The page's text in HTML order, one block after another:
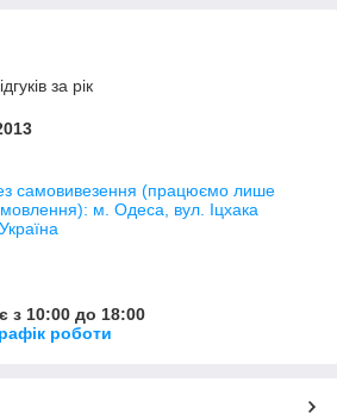
за рік
самовивезення (працюємо лише
м. Одеса, вул. Іцхака
з 10:00 до 18:00
роботи